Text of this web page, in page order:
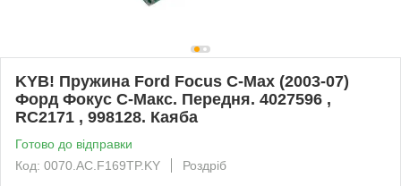
KYB! Пружина Ford Focus C-Max (2003-07)
Форд Фокус С-Макс. Передня. 4027596 ,
RC2171 , 998128. Каяба
Готово до відправки
Код: 0070.AC.F169TP.KY
Роздріб